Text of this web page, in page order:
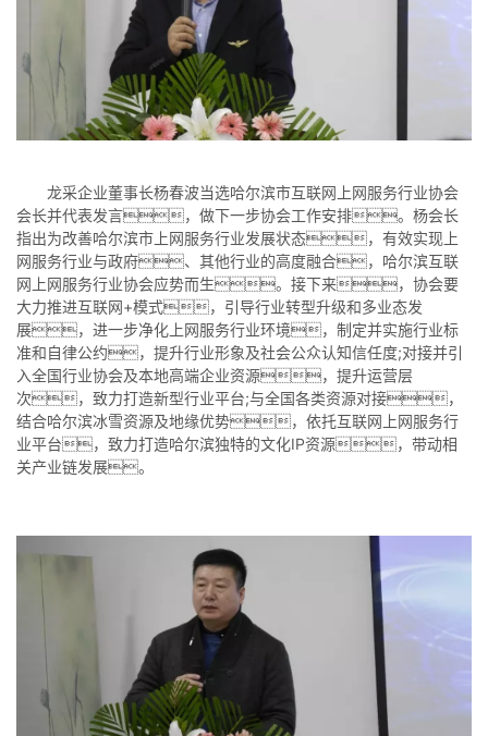
龙采企业董事长杨春波当选哈尔滨市互联网上网服务行业协会
会长并代表发言，做下一步协会工作安排。杨会长
指出为改善哈尔滨市上网服务行业发展状态，有效实现上
网服务行业与政府、其他行业的高度融合，哈尔滨互联
网上网服务行业协会应势而生。接下来，协会要
大力推进互联网+模式，引导行业转型升级和多业态发
展，进一步净化上网服务行业环境，制定并实施行业标
准和自律公约，提升行业形象及社会公众认知信任度;对接并引
入全国行业协会及本地高端企业资源，提升运营层
次，致力打造新型行业平台;与全国各类资源对接，
结合哈尔滨冰雪资源及地缘优势，依托互联网上网服务行
业平台，致力打造哈尔滨独特的文化IP资源，带动相
关产业链发展。